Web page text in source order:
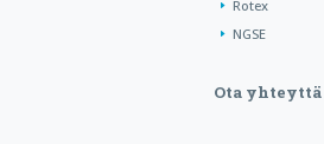
Rotex
NGSE
Ota yhteyttä